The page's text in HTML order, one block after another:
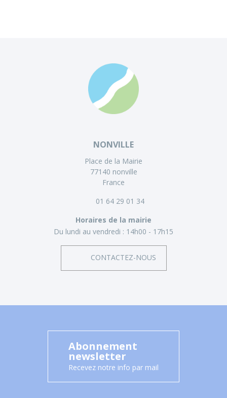
NONVILLE
Place de la Mairie
77140 nonville
France
01 64 29 01 34
Horaires de la mairie
Du lundi au vendredi : 14h00 - 17h15
CONTACTEZ-NOUS
Abonnement
newsletter
Recevez notre info par mail